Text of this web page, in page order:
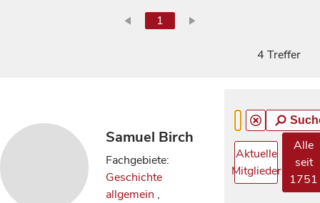
1
4 Treffer
Samuel Birch
Fachgebiete:
Geschichte
allgemein ,
Aktuelle
Mitglieder
Alle
seit
1751